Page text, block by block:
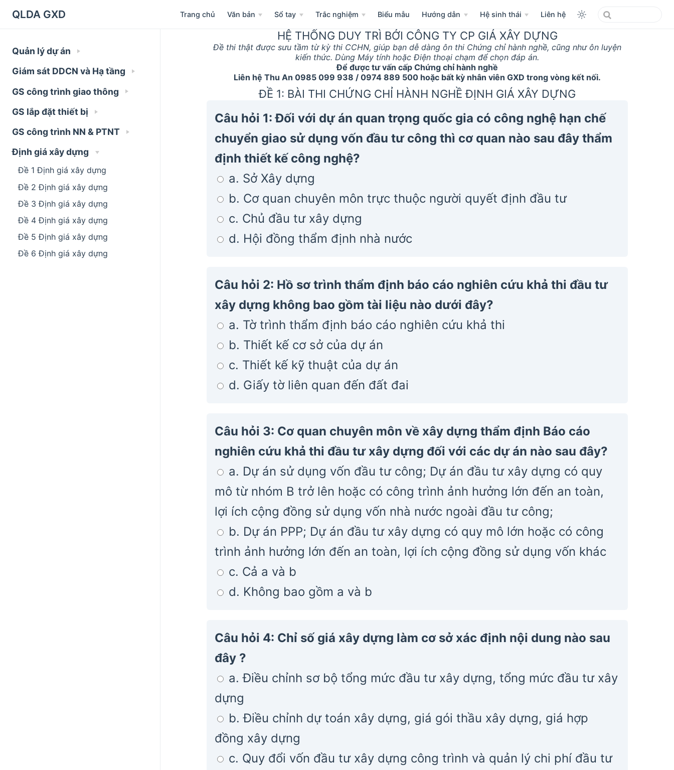
QLDA GXD Trang chủ Văn bản Sổ tay Trắc nghiệm Biểu mẫu Hướng dẫn Hệ sinh thái Liên hệ
Quản lý dự án
Giám sát DDCN và Hạ tầng
GS công trình giao thông
GS lắp đặt thiết bị
GS công trình NN & PTNT
Định giá xây dựng
Đề 1 Định giá xây dựng
Đề 2 Định giá xây dựng
Đề 3 Định giá xây dựng
Đề 4 Định giá xây dựng
Đề 5 Định giá xây dựng
Đề 6 Định giá xây dựng
HỆ THỐNG DUY TRÌ BỞI CÔNG TY CP GIÁ XÂY DỰNG
Đề thi thật được sưu tầm từ kỳ thi CCHN, giúp bạn dễ dàng ôn thi Chứng chỉ hành nghề, cũng như ôn luyện
kiến thức. Dùng Máy tính hoặc Điện thoại chạm để chọn đáp án.
Để được tư vấn cấp Chứng chỉ hành nghề
Liên hệ Thu An 0985 099 938 / 0974 889 500 hoặc bất kỳ nhân viên GXD trong vòng kết nối.
ĐỀ 1: BÀI THI CHỨNG CHỈ HÀNH NGHỀ ĐỊNH GIÁ XÂY DỰNG
Câu hỏi 1: Đối với dự án quan trọng quốc gia có công nghệ hạn chế
chuyển giao sử dụng vốn đầu tư công thì cơ quan nào sau đây thẩm
định thiết kế công nghệ?
a. Sở Xây dựng
b. Cơ quan chuyên môn trực thuộc người quyết định đầu tư
c. Chủ đầu tư xây dựng
d. Hội đồng thẩm định nhà nước
Câu hỏi 2: Hồ sơ trình thẩm định báo cáo nghiên cứu khả thi đầu tư
xây dựng không bao gồm tài liệu nào dưới đây?
a. Tờ trình thẩm định báo cáo nghiên cứu khả thi
b. Thiết kế cơ sở của dự án
c. Thiết kế kỹ thuật của dự án
d. Giấy tờ liên quan đến đất đai
Câu hỏi 3: Cơ quan chuyên môn về xây dựng thẩm định Báo cáo
nghiên cứu khả thi đầu tư xây dựng đối với các dự án nào sau đây?
a. Dự án sử dụng vốn đầu tư công; Dự án đầu tư xây dựng có quy
mô từ nhóm B trở lên hoặc có công trình ảnh hưởng lớn đến an toàn,
lợi ích cộng đồng sử dụng vốn nhà nước ngoài đầu tư công;
b. Dự án PPP; Dự án đầu tư xây dựng có quy mô lớn hoặc có công
trình ảnh hưởng lớn đến an toàn, lợi ích cộng đồng sử dụng vốn khác
c. Cả a và b
d. Không bao gồm a và b
Câu hỏi 4: Chỉ số giá xây dựng làm cơ sở xác định nội dung nào sau
đây ?
a. Điều chỉnh sơ bộ tổng mức đầu tư xây dựng, tổng mức đầu tư xây
dựng
b. Điều chỉnh dự toán xây dựng, giá gói thầu xây dựng, giá hợp
đồng xây dựng
c. Quy đổi vốn đầu tư xây dựng công trình và quản lý chi phí đầu tư